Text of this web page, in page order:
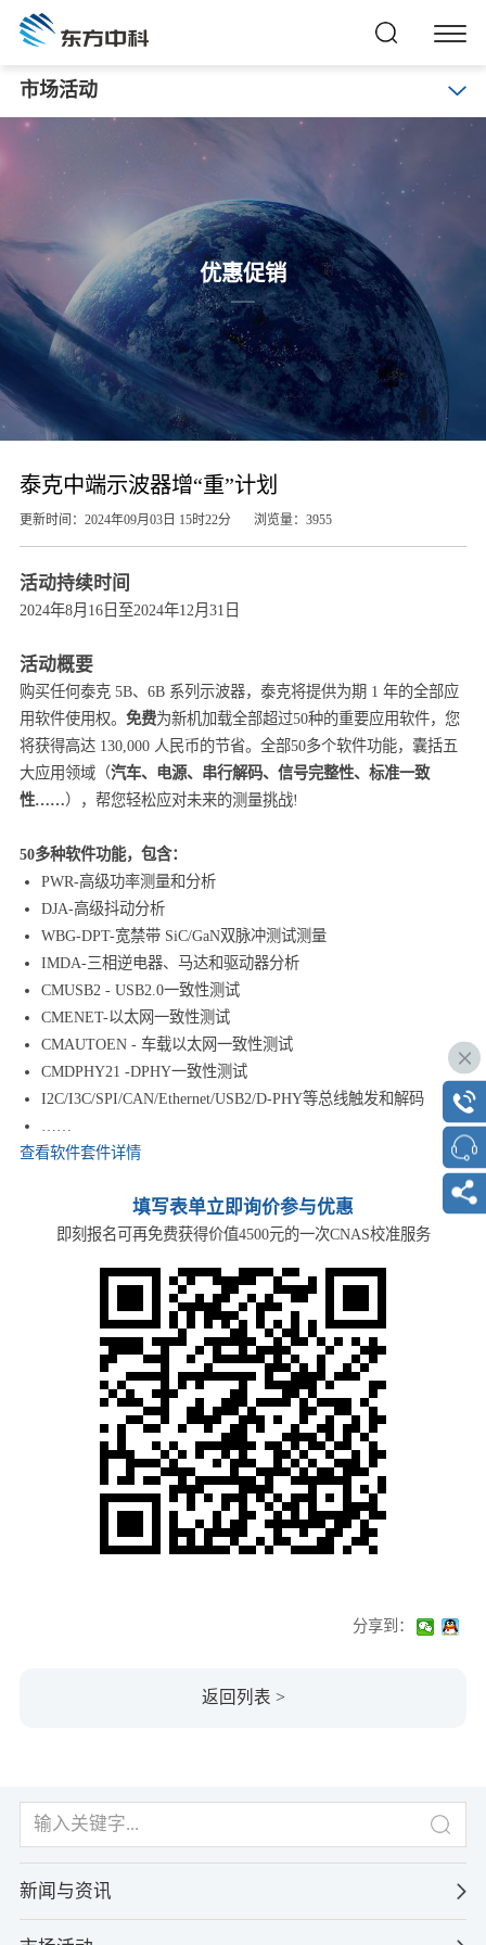
市场活动
优惠促销
泰克中端示波器增“重”计划
更新时间：2024年09月03日 15时22分 浏览量：3955
活动持续时间
2024年8月16日至2024年12月31日
活动概要
购买任何泰克 5B、6B 系列示波器，泰克将提供为期 1 年的全部应
用软件使用权。 免费为新机加载全部超过50种的重要应用软件，您
将获得高达 130,000 人民币的节省。全部50多个软件功能，囊括五
大应用领域（汽车、电源、串行解码、信号完整性、标准一致
性……），帮您轻松应对未来的测量挑战!
50多种软件功能，包含：
PWR-高级功率测量和分析
DJA-高级抖动分析
WBG-DPT-宽禁带 SiC/GaN双脉冲测试测量
IMDA-三相逆电器、马达和驱动器分析
CMUSB2 - USB2.0一致性测试
CMENET-以太网一致性测试
CMAUTOEN - 车载以太网一致性测试
CMDPHY21 -DPHY一致性测试
I2C/I3C/SPI/CAN/Ethernet/USB2/D-PHY等总线触发和解码
查看软件套件详情
填写表单立即询价参与优惠
即刻报名可再免费获得价值4500元的一次CNAS校准服务
分享到：
返回列表 >
新闻与资讯